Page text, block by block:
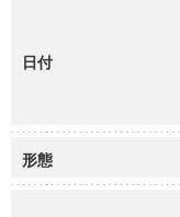
日付
形態